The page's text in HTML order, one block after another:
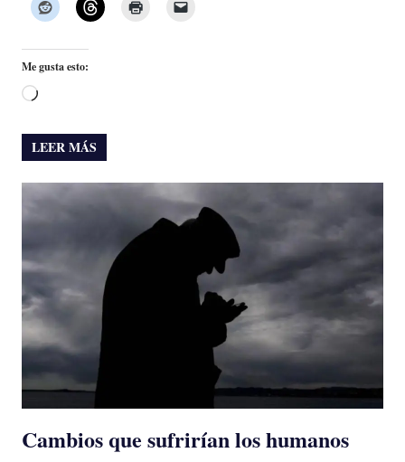
Me gusta esto:
Cargando...
LEER MÁS
Cambios que sufrirían los humanos